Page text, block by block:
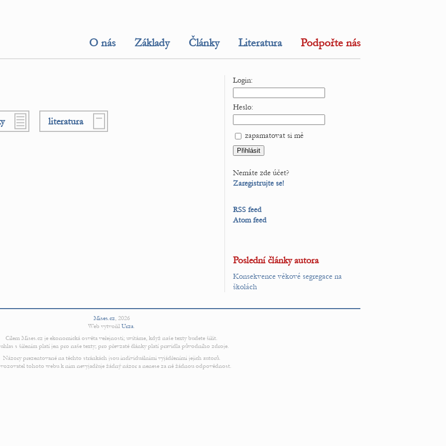
O nás Základy Články Literatura Podpořte nás
literatura
Login:
Heslo:
zapamatovat si mě
Nemáte zde účet?
Zaregistrujte se!
RSS feed
Atom feed
Poslední články autora
Konsekvence věkové segregace na
školách
Mises.cz, 2026
Web vytvořil Urza.
Cílem Mises.cz je ekonomická osvěta veřejnosti; uvítáme, když naše texty budete šířit.
s šířením platí jen pro naše texty; pro převzaté články platí pravidla původního zdroje.
Názory prezentované na těchto stránkách jsou individuálními vyjádřeními jejich autorů.
tohoto webu k nim nevyjadřuje žádný názor a nenese za ně žádnou odpovědnost.